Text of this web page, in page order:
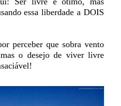
essa liberdade a DOIS
perceber que sobra vento
o desejo de viver livre